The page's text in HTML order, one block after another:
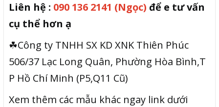
Liên hệ : 090 136 2141 (Ngọc) để e tư vấn
cụ thể hơn ạ
☘Công ty TNHH SX KD XNK Thiên Phúc
506/37 Lạc Long Quân, Phường Hòa Bình,T
P Hồ Chí Minh (P5,Q11 Cũ)
Xem thêm các mẫu khác ngay link dưới